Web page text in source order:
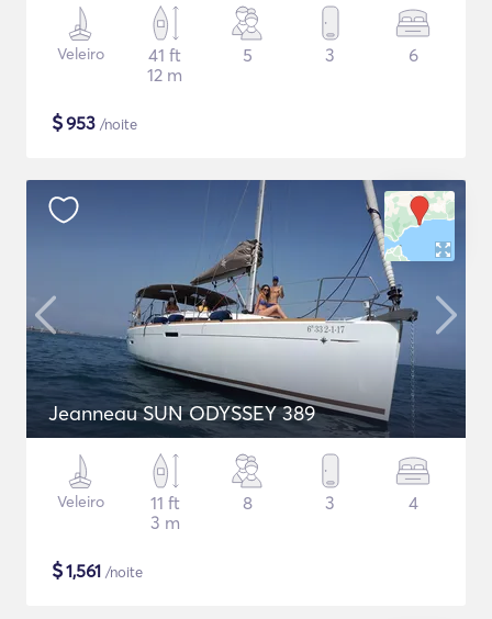
Veleiro
41 ft
12 m
5 3 6
$953 /noite
Jeanneau SUN ODYSSEY 389
Veleiro
11 ft
3 m
8 3 4
$1,561 /noite